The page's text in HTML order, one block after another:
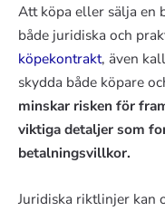
Att köpa eller sälja en
både juridiska och
köpekontrakt, även
skydda både köpare
minskar risken för
viktiga detaljer som
betalningsvillkor.
Juridiska riktlinjer kan